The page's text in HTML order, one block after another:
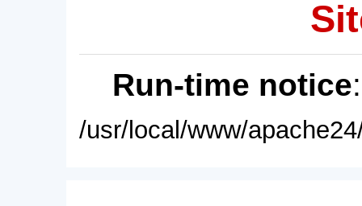
Run-time notice
/usr/local/www/